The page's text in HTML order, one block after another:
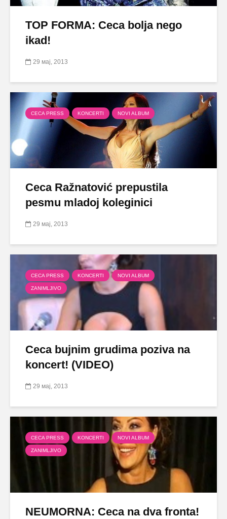
TOP FORMA: Ceca bolja nego
ikad!
29 мај, 2013
CECA PRESS KONCERTI NOVI ALBUM
Ceca Ražnatović prepustila
pesmu mladoj koleginici
29 мај, 2013
CECA PRESS KONCERTI NOVI ALBUM
ZANIMLJIVO
Ceca bujnim grudima poziva na
koncert! (VIDEO)
29 мај, 2013
CECA PRESS KONCERTI NOVI ALBUM
ZANIMLJIVO
NEUMORNA: Ceca na dva fronta!